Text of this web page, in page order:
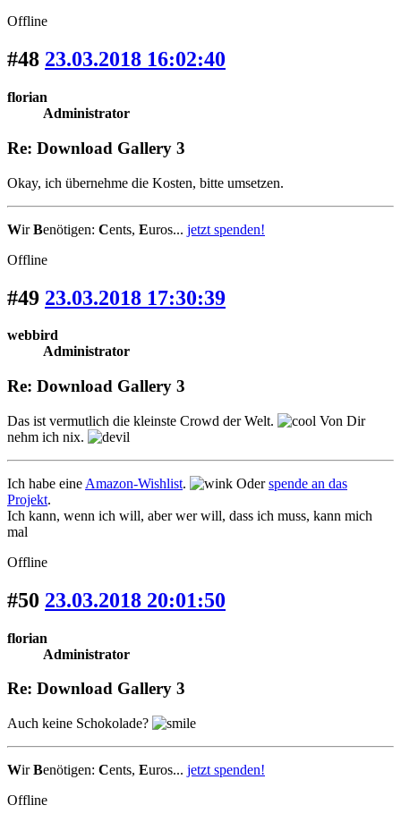
Offline
#48 23.03.2018 16:02:40
florian
Administrator
Re: Download Gallery 3
Okay, ich übernehme die Kosten, bitte umsetzen.
WirBenötigen: Cents, Euros... jetzt spenden!
Offline
#49 23.03.2018 17:30:39
webbird
Administrator
Re: Download Gallery 3
Das ist vermutlich die kleinste Crowd der Welt.
Von Dir
nehm ich nix.
Ich habe eine Amazon-Wishlist. Oderspende an das
Projekt.
Ich kann, wenn ich will, aber wer will, dass ich muss, kann mich
mal
Offline
#50 23.03.2018 20:01:50
florian
Administrator
Re: Download Gallery 3
Auch keine Schokolade?
WirBenötigen: Cents, Euros... jetzt spenden!
Offline